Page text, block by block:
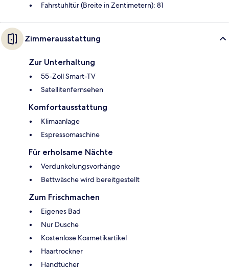
Fahrstuhltür (Breite in Zentimetern): 81
Zimmerausstattung
Zur Unterhaltung
55-Zoll Smart-TV
Satellitenfernsehen
Komfortausstattung
Klimaanlage
Espressomaschine
Für erholsame Nächte
Verdunkelungsvorhänge
Bettwäsche wird bereitgestellt
Zum Frischmachen
Eigenes Bad
Nur Dusche
Kostenlose Kosmetikartikel
Haartrockner
Handtücher